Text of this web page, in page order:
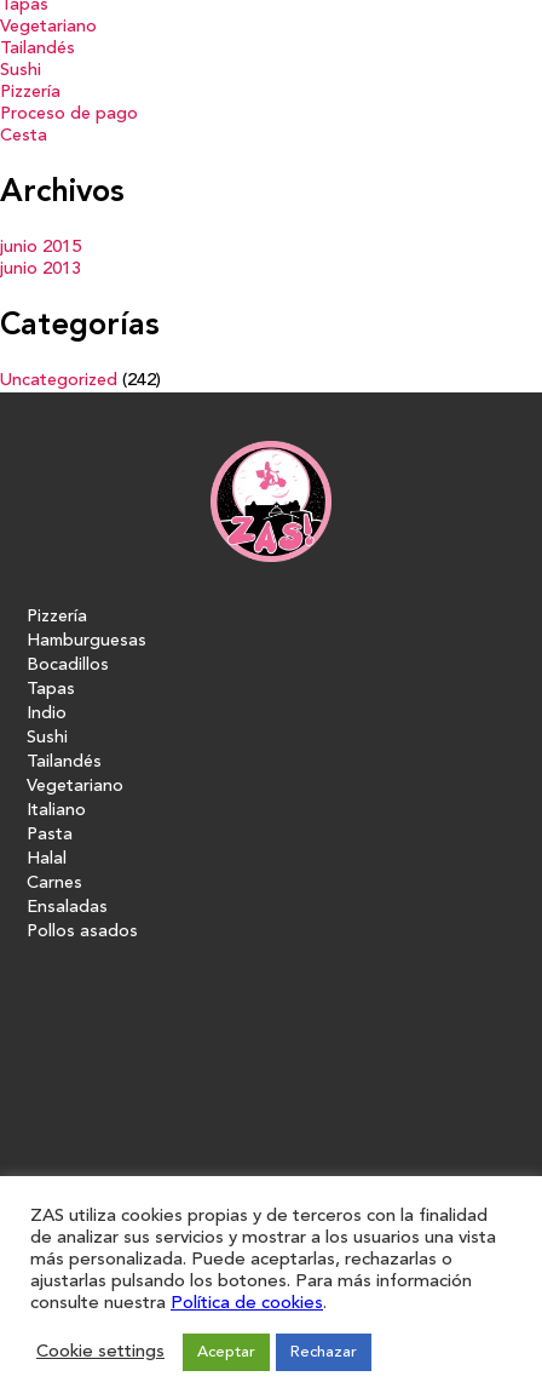
Tapas
Vegetariano
Tailandés
Sushi
Pizzería
Proceso de pago
Cesta
Archivos
junio 2015
junio 2013
Categorías
Uncategorized (242)
Pizzería
Hamburguesas
Bocadillos
Tapas
Indio
Sushi
Tailandés
Vegetariano
Italiano
Pasta
Halal
Carnes
Ensaladas
Pollos asados
ZAS utiliza cookies propias y de terceros con la finalidad
de analizar sus servicios y mostrar a los usuarios una vista
más personalizada. Puede aceptarlas, rechazarlas o
ajustarlas pulsando los botones. Para más información
consulte nuestra Política de cookies.
Cookie settings Aceptar Rechazar